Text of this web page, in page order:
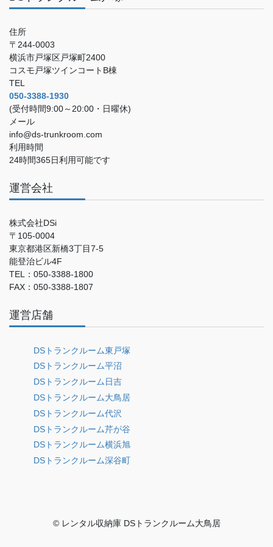
住所
〒244-0003
横浜市戸塚区戸塚町2400
コスモ戸塚ツインコートB棟
TEL
050-3388-1930
(受付時間9:00～20:00・日曜休)
メール
info@ds-trunkroom.com
利用時間
24時間365日利用可能です
運営会社
株式会社DSi
〒105-0004
東京都港区新橋3丁目7-5
能登治ビル4F
TEL：050-3388-1800
FAX：050-3388-1807
運営店舗
DSトランクルーム東戸塚
DSトランクルーム平沼
DSトランクルーム日吉
DSトランクルーム大鳥居
DSトランクルーム代沢
DSトランクルーム芹が谷
DSトランクルーム横浜旭
DSトランクルーム深谷町
© レンタル収納庫 DSトランクルーム大鳥居